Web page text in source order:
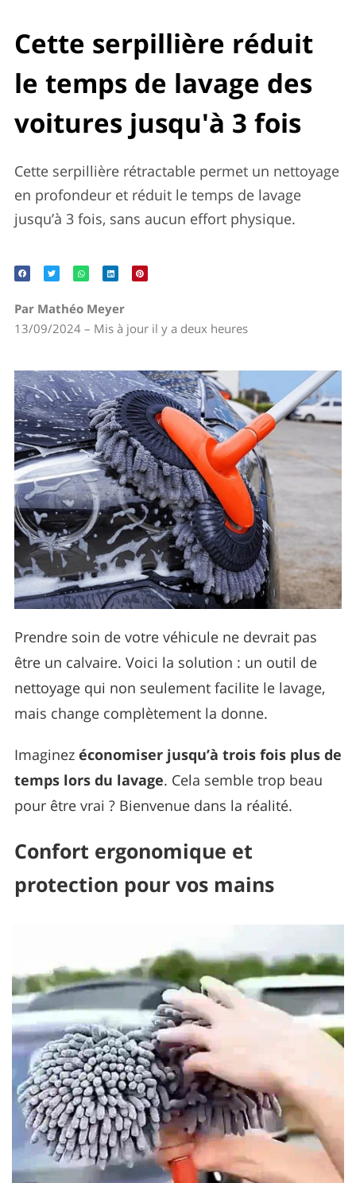
Cette serpillière réduit
le temps de lavage des
voitures jusqu'à 3 fois
Cette serpillière rétractable permet un nettoyage
en profondeur et réduit le temps de lavage
jusqu’à 3 fois, sans aucun effort physique.
Par Mathéo Meyer
13/09/2024 – Mis à jour il y a deux heures
Prendre soin de votre véhicule ne devrait pas
être un calvaire. Voici la solution : un outil de
nettoyage qui non seulement facilite le lavage,
mais change complètement la donne.
Imaginez économiser jusqu’à trois fois plus de
temps lors du lavage. Cela semble trop beau
pour être vrai ? Bienvenue dans la réalité.
Confort ergonomique et
protection pour vos mains